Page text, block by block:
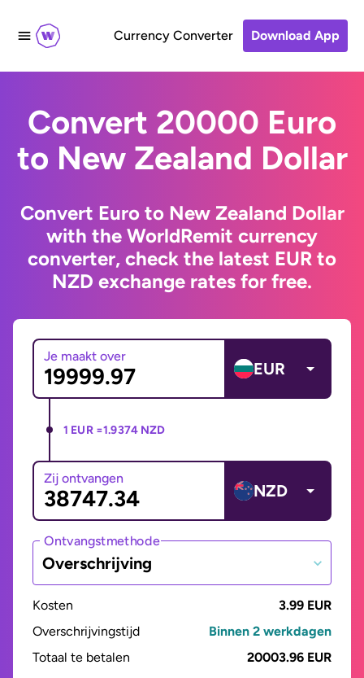
Currency Converter Download App
Convert 20000 Euro
to New Zealand Dollar
Convert Euro to New Zealand Dollar
with the WorldRemit currency
converter, check the latest EUR to
NZD exchange rates for free.
Je maakt over
EUR
1 EUR =1.9374 NZD
Zij ontvangen
NZD
Ontvangstmethode
Overschrijving
Kosten
3.99 EUR
Overschrijvingstijd
Binnen 2 werkdagen
Totaal te betalen
20003.96 EUR